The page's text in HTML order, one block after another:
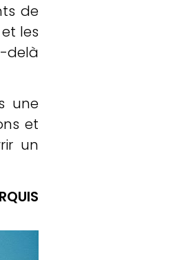
de
les
delà
une
et
un